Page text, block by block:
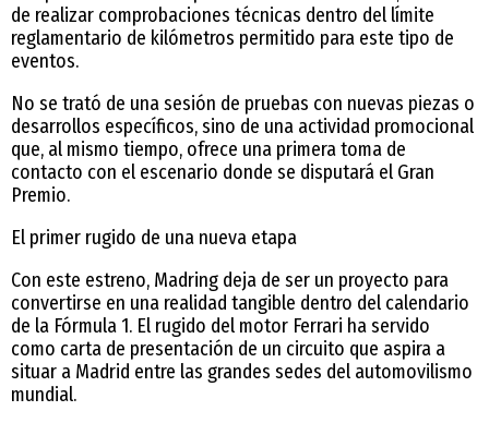
de realizar comprobaciones técnicas dentro del límite
reglamentario de kilómetros permitido para este tipo de
eventos.
No se trató de una sesión de pruebas con nuevas piezas o
desarrollos específicos, sino de una actividad promocional
que, al mismo tiempo, ofrece una primera toma de
contacto con el escenario donde se disputará el Gran
Premio.
El primer rugido de una nueva etapa
Con este estreno, Madring deja de ser un proyecto para
convertirse en una realidad tangible dentro del calendario
de la Fórmula 1. El rugido del motor Ferrari ha servido
como carta de presentación de un circuito que aspira a
situar a Madrid entre las grandes sedes del automovilismo
mundial.